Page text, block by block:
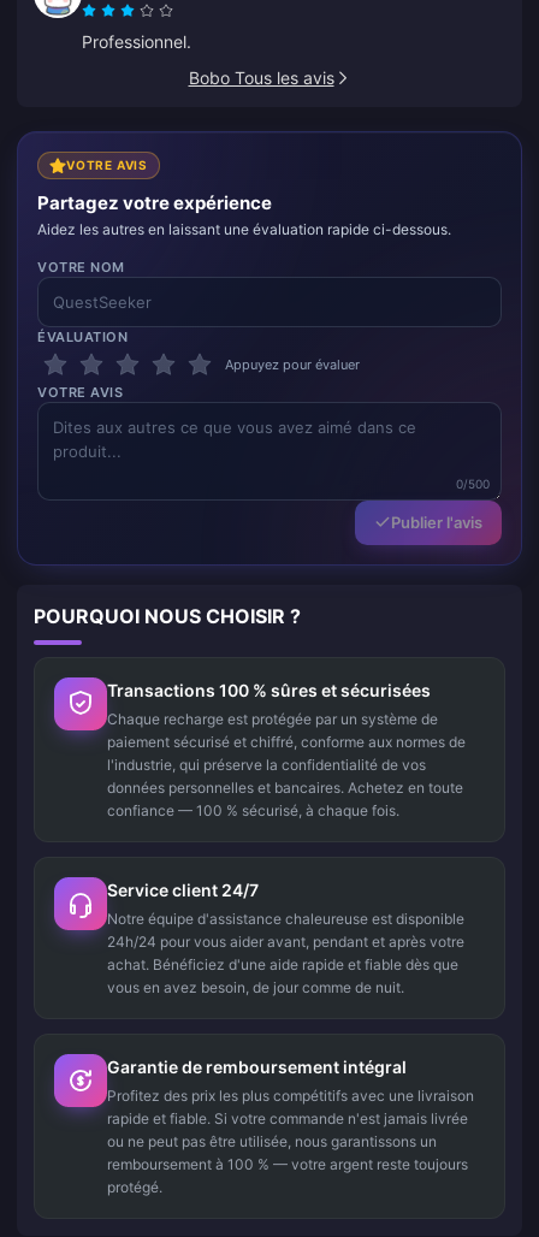
Professionnel.
Bobo Tous les avis
VOTRE AVIS
Partagez votre expérience
Aidez les autres en laissant une évaluation rapide ci-dessous.
VOTRE NOM
ÉVALUATION
Appuyez pour évaluer
VOTRE AVIS
0/500
Publier l'avis
POURQUOI NOUS CHOISIR ?
Transactions 100 % sûres et sécurisées
Chaque recharge est protégée par un système de
paiement sécurisé et chiffré, conforme aux normes de
l'industrie, qui préserve la confidentialité de vos
données personnelles et bancaires. Achetez en toute
confiance — 100 % sécurisé, à chaque fois.
Service client 24/7
Notre équipe d'assistance chaleureuse est disponible
24h/24 pour vous aider avant, pendant et après votre
achat. Bénéficiez d'une aide rapide et fiable dès que
vous en avez besoin, de jour comme de nuit.
Garantie de remboursement intégral
Profitez des prix les plus compétitifs avec une livraison
rapide et fiable. Si votre commande n'est jamais livrée
ou ne peut pas être utilisée, nous garantissons un
remboursement à 100 % — votre argent reste toujours
protégé.